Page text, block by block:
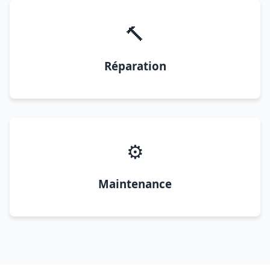
🔨
Réparation
⚙️
Maintenance